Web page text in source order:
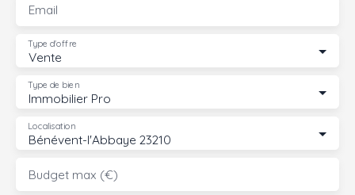
Email
Vente
Type d'offre
Immobilier Pro
Type de bien
Bénévent-l'Abbaye 23210
Localisation
Budget max (€)